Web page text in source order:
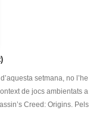
setmana, no l’he
de jocs ambientats a
Creed: Origins. Pels